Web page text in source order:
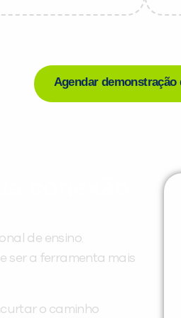
Agendar demonstração
de ensino.
ser a ferramenta mais
o caminho